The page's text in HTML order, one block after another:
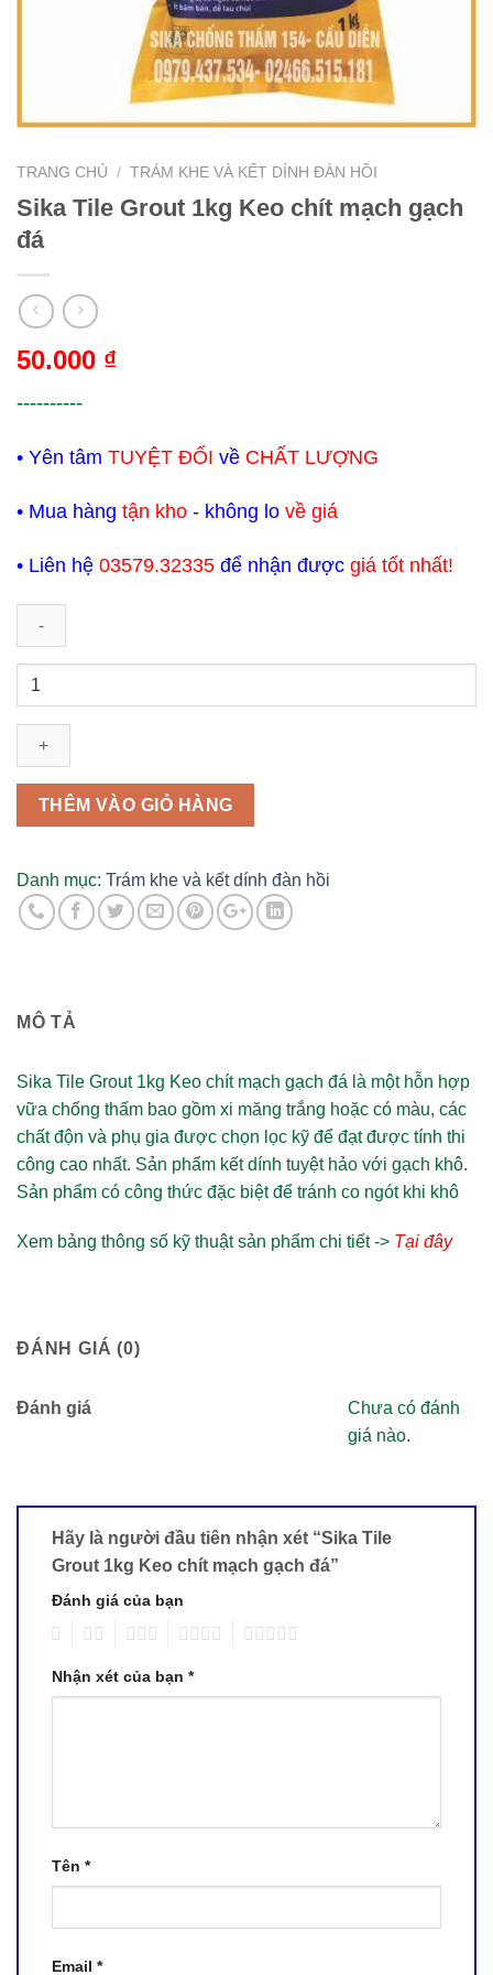
TRANG CHỦ / TRÁM KHE VÀ KẾT DÍNH ĐÀN HỒI
Sika Tile Grout 1kg Keo chít mạch gạch
đá
50.000 ₫
----------
• Yên tâm TUYỆT ĐỐI về CHẤT LƯỢNG
• Mua hàng tận kho - không lo về giá
• Liên hệ 03579.32335 để nhận được giá tốt nhất!
Sika
Grout
1kg
chít
mạch
đá
số
lượng
THÊM VÀO GIỎ HÀNG
Danh mục: Trám khe và kết dính đàn hồi
MÔ TẢ
Sika Tile Grout 1kg Keo chít mạch gạch đá là một hỗn hợp
vữa chống thấm bao gồm xi măng trắng hoặc có màu, các
chất độn và phụ gia được chọn lọc kỹ để đạt được tính thi
công cao nhất. Sản phẩm kết dính tuyệt hảo với gạch khô.
Sản phẩm có công thức đặc biệt để tránh co ngót khi khô
Xem bảng thông số kỹ thuật sản phẩm chi tiết -> Tại đây
ĐÁNH GIÁ (0)
Đánh giá
Chưa có đánh
giá nào.
Hãy là người đầu tiên nhận xét “Sika Tile
Grout 1kg Keo chít mạch gạch đá”
Đánh giá của bạn
Nhận xét của bạn *
Tên *
Email *